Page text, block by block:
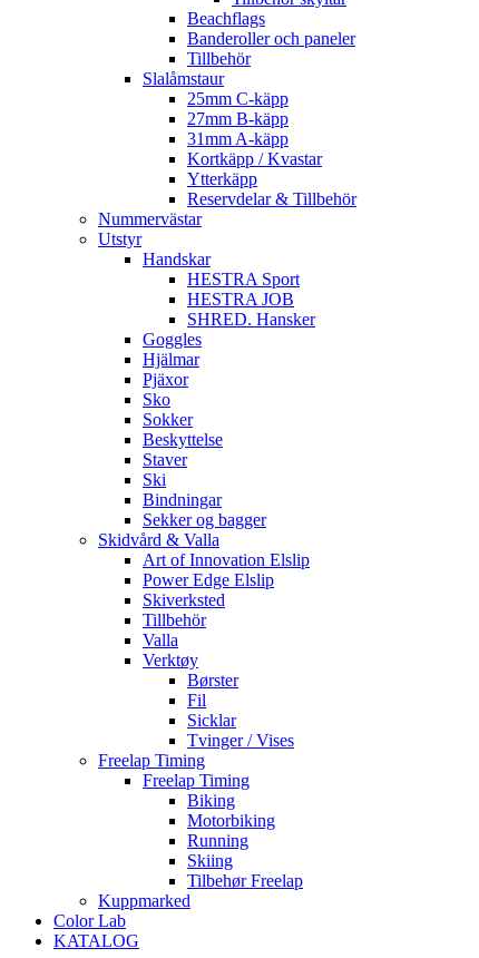
Beachflags
Banderoller och paneler
Tillbehör
Slalåmstaur
25mm C-käpp
27mm B-käpp
31mm A-käpp
Kortkäpp / Kvastar
Ytterkäpp
Reservdelar & Tillbehör
Nummervästar
Utstyr
Handskar
HESTRA Sport
HESTRA JOB
SHRED. Hansker
Goggles
Hjälmar
Pjäxor
Sko
Sokker
Beskyttelse
Staver
Ski
Bindningar
Sekker og bagger
Skidvård & Valla
Art of Innovation Elslip
Power Edge Elslip
Skiverksted
Tillbehör
Valla
Verktøy
Børster
Fil
Sicklar
Tvinger / Vises
Freelap Timing
Freelap Timing
Biking
Motorbiking
Running
Skiing
Tilbehør Freelap
Kuppmarked
Color Lab
KATALOG